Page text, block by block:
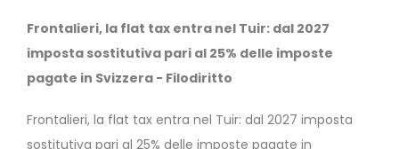
Frontalieri, la flat tax entra nel Tuir: dal 2027
imposta sostitutiva pari al 25% delle imposte
pagate in Svizzera - Filodiritto
Frontalieri, la flat tax entra nel Tuir: dal 2027 imposta
sostitutiva pari al 25% delle imposte pagate in